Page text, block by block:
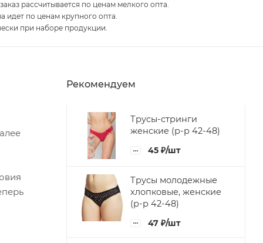
рассчитывается по ценам мелкого опта.
идет по ценам крупного опта.
при наборе продукции.
Рекомендуем
Трусы-стринги
женские (р-р 42-48)
45 ₽/шт
Трусы молодежные
хлопковые, женские
(р-р 42-48)
47 ₽/шт